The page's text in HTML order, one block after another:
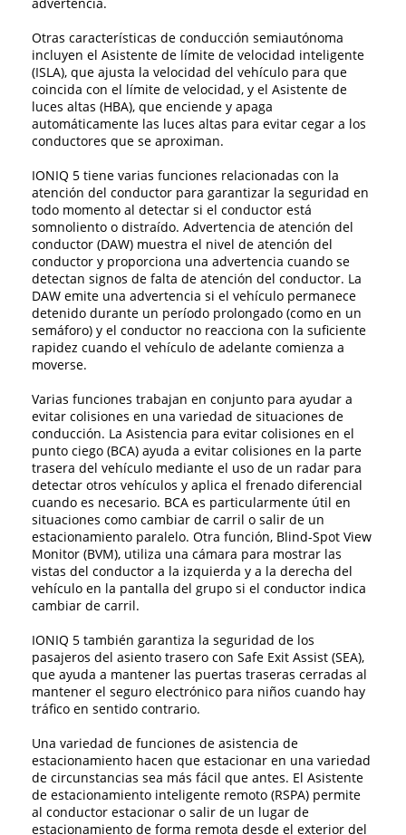
advertencia.
Otras características de conducción semiautónoma
incluyen el Asistente de límite de velocidad inteligente
(ISLA), que ajusta la velocidad del vehículo para que
coincida con el límite de velocidad, y el Asistente de
luces altas (HBA), que enciende y apaga
automáticamente las luces altas para evitar cegar a los
conductores que se aproximan.
IONIQ 5 tiene varias funciones relacionadas con la
atención del conductor para garantizar la seguridad en
todo momento al detectar si el conductor está
somnoliento o distraído. Advertencia de atención del
conductor (DAW) muestra el nivel de atención del
conductor y proporciona una advertencia cuando se
detectan signos de falta de atención del conductor. La
DAW emite una advertencia si el vehículo permanece
detenido durante un período prolongado (como en un
semáforo) y el conductor no reacciona con la suficiente
rapidez cuando el vehículo de adelante comienza a
moverse.
Varias funciones trabajan en conjunto para ayudar a
evitar colisiones en una variedad de situaciones de
conducción. La Asistencia para evitar colisiones en el
punto ciego (BCA) ayuda a evitar colisiones en la parte
trasera del vehículo mediante el uso de un radar para
detectar otros vehículos y aplica el frenado diferencial
cuando es necesario. BCA es particularmente útil en
situaciones como cambiar de carril o salir de un
estacionamiento paralelo. Otra función, Blind-Spot View
Monitor (BVM), utiliza una cámara para mostrar las
vistas del conductor a la izquierda y a la derecha del
vehículo en la pantalla del grupo si el conductor indica
cambiar de carril.
IONIQ 5 también garantiza la seguridad de los
pasajeros del asiento trasero con Safe Exit Assist (SEA),
que ayuda a mantener las puertas traseras cerradas al
mantener el seguro electrónico para niños cuando hay
tráfico en sentido contrario.
Una variedad de funciones de asistencia de
estacionamiento hacen que estacionar en una variedad
de circunstancias sea más fácil que antes. El Asistente
de estacionamiento inteligente remoto (RSPA) permite
al conductor estacionar o salir de un lugar de
estacionamiento de forma remota desde el exterior del